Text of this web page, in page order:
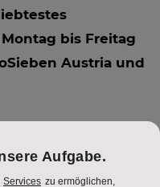
bis Freitag
Austria und
.